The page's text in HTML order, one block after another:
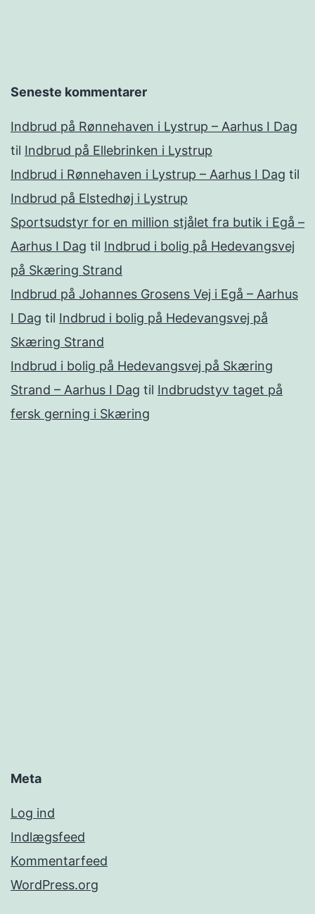
Seneste kommentarer
Indbrud på Rønnehaven i Lystrup – Aarhus I Dag
til Indbrud på Ellebrinken i Lystrup
Indbrud i Rønnehaven i Lystrup – Aarhus I Dag til
Indbrud på Elstedhøj i Lystrup
Sportsudstyr for en million stjålet fra butik i Egå –
Aarhus I Dag til Indbrud i bolig på Hedevangsvej
på Skæring Strand
Indbrud på Johannes Grosens Vej i Egå – Aarhus
I Dag til Indbrud i bolig på Hedevangsvej på
Skæring Strand
Indbrud i bolig på Hedevangsvej på Skæring
Strand – Aarhus I Dag til Indbrudstyv taget på
fersk gerning i Skæring
Meta
Log ind
Indlægsfeed
Kommentarfeed
WordPress.org